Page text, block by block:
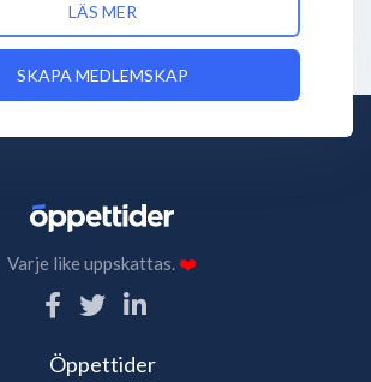
LÄS MER
SKAPA MEDLEMSKAP
Varje like uppskattas.❤️
Öppettider